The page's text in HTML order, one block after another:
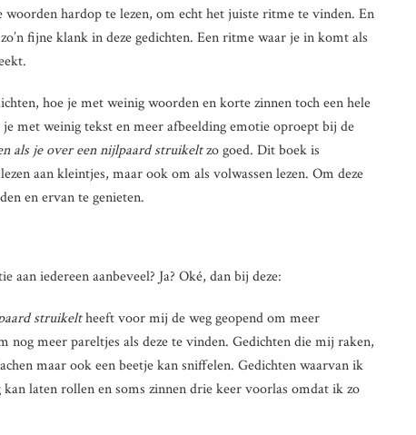
hardop te lezen, om echt het juiste ritme te vinden. En
fijne klank in deze gedichten. Een ritme waar je in komt als
hoe je met weinig woorden en korte zinnen toch een hele
met weinig tekst en meer afbeelding emotie oproept bij de
als je over een nijlpaard struikeltzo goed. Dit boek is
aan kleintjes, maar ook om als volwassen lezen. Om deze
en ervan te genieten.
aan iedereen aanbeveel? Ja? Oké, dan bij deze:
struikeltheeft voor mij de weg geopend om meer
nog meer pareltjes als deze te vinden. Gedichten die mij raken,
maar ook een beetje kan sniffelen. Gedichten waarvan ik
laten rollen en soms zinnen drie keer voorlas omdat ik zo